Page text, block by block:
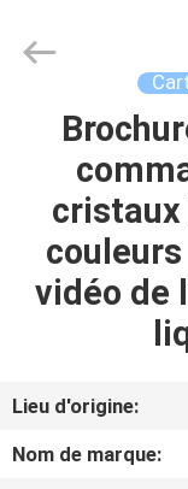
MAISON
DES
PRODUITS
DE
NOUS
Videoinfolder
Technology
vidéo de
Lieu d'origine:
Nom de marque: